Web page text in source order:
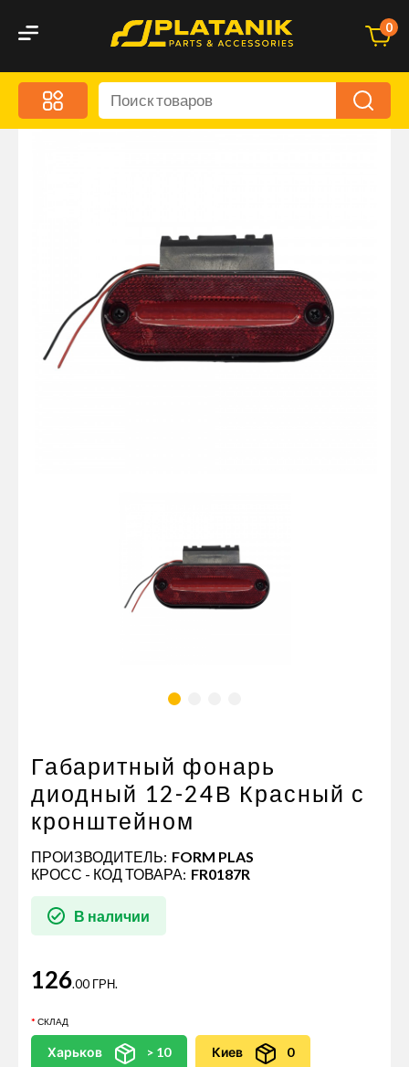
0
Меню
Акционные предложения
Оптика и светотехника
Брызговики
Запчасти кузова и зеркала
Малый коммерческий транспорт
кондиционировани
Стяжные ремни и тросы
Габаритный фонарь
диодный 12-24В Красный с
кронштейном
ПРОИЗВОДИТЕЛЬ: FORM PLAS
КРОСС - КОД ТОВАРА: FR0187R
В наличии
126.00 ГРН.
СКЛАД
Харьков > 10 Киев 0